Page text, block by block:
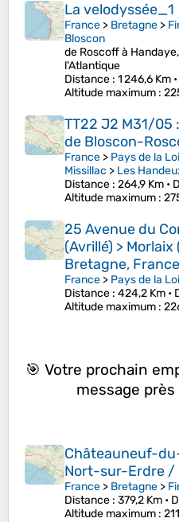
La velodyssée_1
France > Bretagne >
Bloscon
de Roscoff à
l'Atlantique
Distance : 1 246,6 Km •
Altitude maximum :
TT22 J2 M31/05
de Bloscon-
France > Pays de la
Missillac > Les
Distance : 264,9 Km •
Altitude maximum :
25 Avenue du
(Avrillé) >
Bretagne, France
France > Pays de la
Distance : 424,2 Km •
Altitude maximum :
🎯 Votre prochain
message près
Châteauneuf-
Nort-sur-Erdre /
France > Bretagne >
Distance : 379,2 Km •
Altitude maximum :